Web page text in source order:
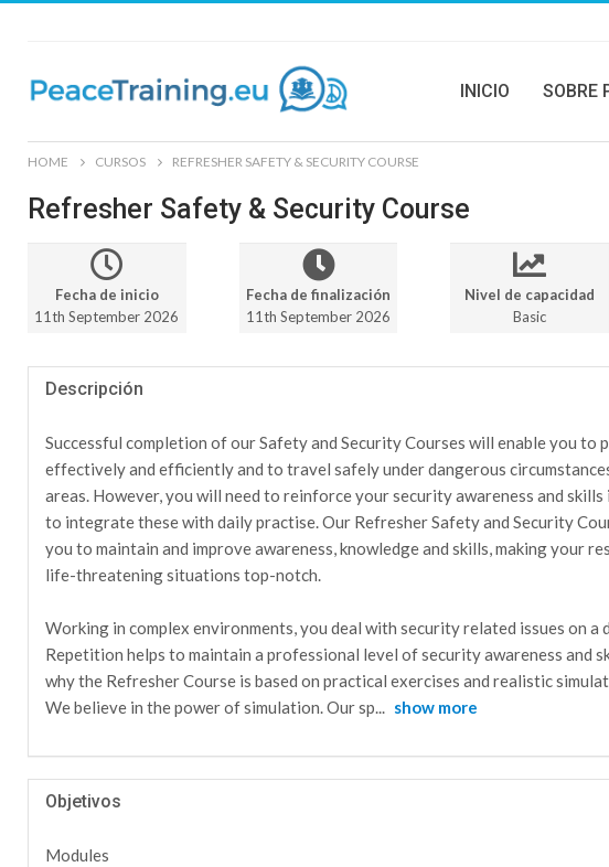
INICIO SOBRE
HOME CURSOS REFRESHER SAFETY & SECURITY COURSE
Refresher Safety & Security Course
Fecha de inicio
11th September 2026
Fecha de finalización
11th September 2026
Nivel de capacidad
Basic
Descripción
Successful completion of our Safety and Security Courses will enable you to
effectively and efficiently and to travel safely under dangerous
areas. However, you will need to reinforce your security awareness and skills
to integrate these with daily practise. Our Refresher Safety and Security
you to maintain and improve awareness, knowledge and skills, making your
life-threatening situations top-notch.
Working in complex environments, you deal with security related issues on a
Repetition helps to maintain a professional level of security awareness and
why the Refresher Course is based on practical exercises and realistic
We believe in the power of simulation. Our sp... show more
Objetivos
Modules